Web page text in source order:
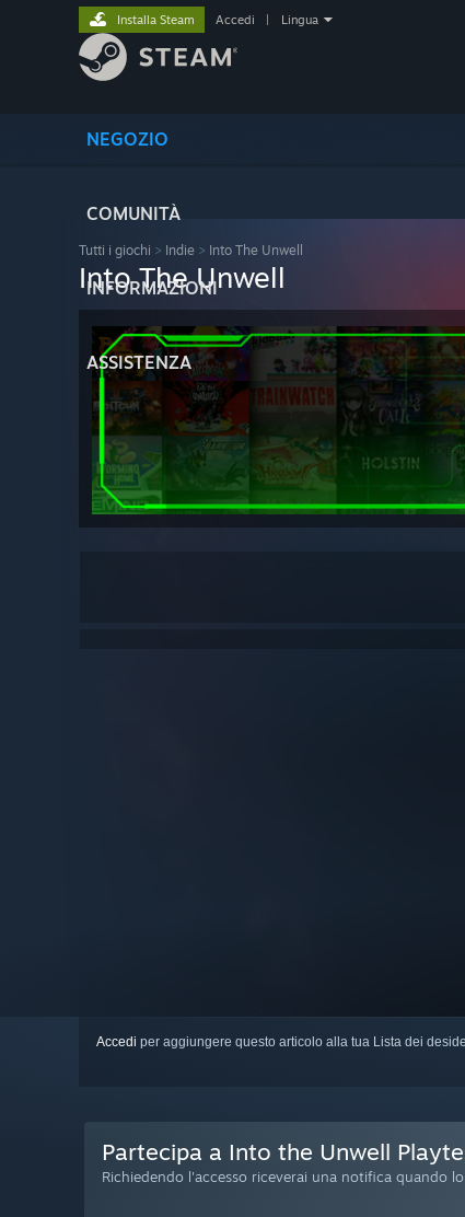
NEGOZIO
COMUNITÀ
INFORMAZIONI
ASSISTENZA
Installa Steam Accedi Lingua
Tutti i giochi > Indie > Into The Unwell
Into The Unwell
Accedi per aggiungere questo articolo alla tua Lista dei
Partecipa a Into the Unwell
Richiedendo l'accesso riceverai una notifica quando